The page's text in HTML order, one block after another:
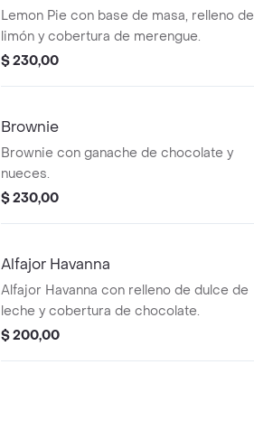
Lemon Pie con base de masa, relleno de
limón y cobertura de merengue.
$ 230,00
Brownie
Brownie con ganache de chocolate y
nueces.
$ 230,00
Alfajor Havanna
Alfajor Havanna con relleno de dulce de
leche y cobertura de chocolate.
$ 200,00